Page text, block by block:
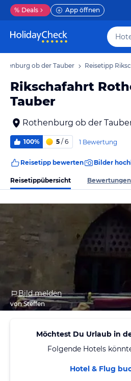
% Deals App öffnen
ob der Tauber Reisetipp
Rikschafahrt
Tauber
Rothenburg ob der
100% 5 / 6 1 Bewertung
Reisetipp bewerten Bilder
Reisetippübersicht Bewertungen
Bild melden
von Steffen
Möchtest Du Urlaub in
Folgende Hotels
Hotel & Flug